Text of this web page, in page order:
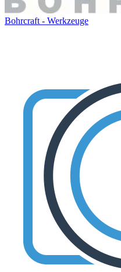
Bohrcraft - Werkzeuge